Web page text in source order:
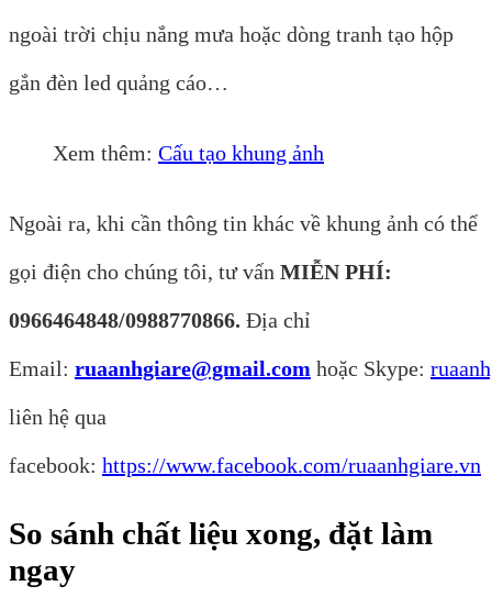
ngoài trời chịu nắng mưa hoặc dòng tranh tạo hộp
gắn đèn led quảng cáo…
Xem thêm: Cấu tạo khung ảnh
Ngoài ra, khi cần thông tin khác về khung ảnh có thể
gọi điện cho chúng tôi, tư vấn MIỄN PHÍ:
0966464848/0988770866. Địa chỉ
Email: ruaanhgiare@gmail.com hoặc Skype:
liên hệ qua
facebook: https://www.facebook.com/ruaanhgiare.vn
So sánh chất liệu xong, đặt làm
ngay